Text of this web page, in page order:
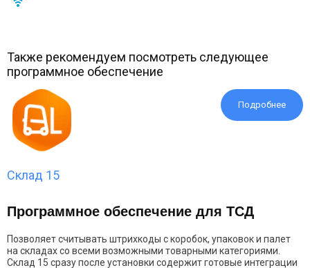
Также рекомендуем посмотреть следующее
программное обеспечение
Подробнее
Склад 15
Программное обеспечение для ТСД
Позволяет считывать штрихкоды с коробок, упаковок и палет
на складах со всеми возможными товарными категориями.
Склад 15 сразу после установки содержит готовые интеграции